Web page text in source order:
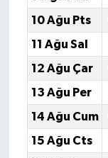
10 Ağu Pts
11 Ağu Sal
12 Ağu Çar
13 Ağu Per
14 Ağu Cum
15 Ağu Cts